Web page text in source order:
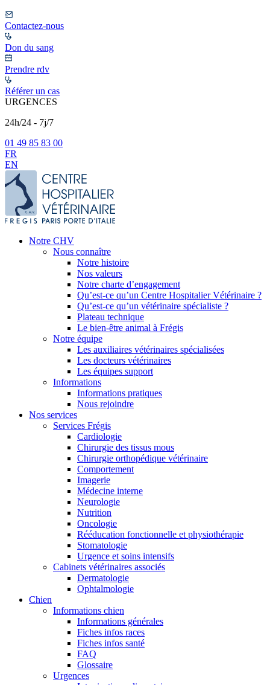
Contactez-nous
Don du sang
Prendre rdv
Référer un cas
URGENCES
24h/24 - 7j/7
01 49 85 83 00
FR
EN
Notre CHV
Nous connaître
Notre histoire
Nos valeurs
Notre charte d’engagement
Qu’est-ce qu’un Centre Hospitalier Vétérinaire ?
Qu’est-ce qu’un vétérinaire spécialiste ?
Plateau technique
Le bien-être animal à Frégis
Notre équipe
Les auxiliaires vétérinaires spécialisées
Les docteurs vétérinaires
Les équipes support
Informations
Informations pratiques
Nous rejoindre
Nos services
Services Frégis
Cardiologie
Chirurgie des tissus mous
Chirurgie orthopédique vétérinaire
Comportement
Imagerie
Médecine interne
Neurologie
Nutrition
Oncologie
Rééducation fonctionnelle et physiothérapie
Stomatologie
Urgence et soins intensifs
Cabinets vétérinaires associés
Dermatologie
Ophtalmologie
Chien
Informations chien
Informations générales
Fiches infos races
Fiches infos santé
FAQ
Glossaire
Urgences